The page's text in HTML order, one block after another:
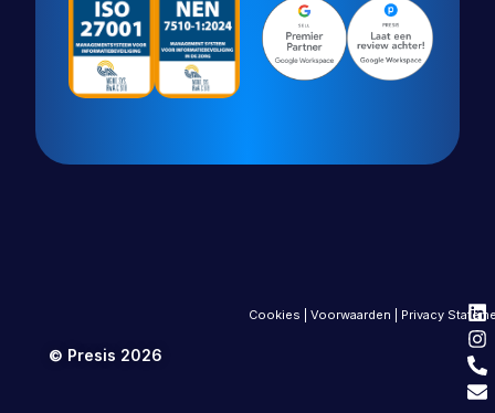
© Presis 2026
Cookies |Voorwaarden Privacy